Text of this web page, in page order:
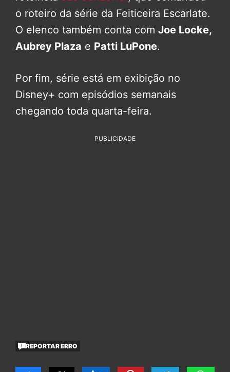
o roteiro da série da Feiticeira Escarlate.
O elenco também conta com Joe Locke,
Aubrey Plaza e Patti LuPone.
Por fim, série está em exibição no
Disney+ com episódios semanais
chegando toda quarta-feira.
PUBLICIDADE
REPORTAR ERRO